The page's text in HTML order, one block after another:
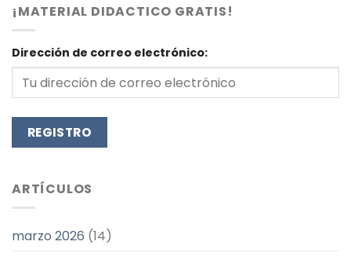
era:
es:
¡MATERIAL DIDACTICO GRATIS!
Dirección de correo electrónico:
ARTÍCULOS
marzo 2026 (14)